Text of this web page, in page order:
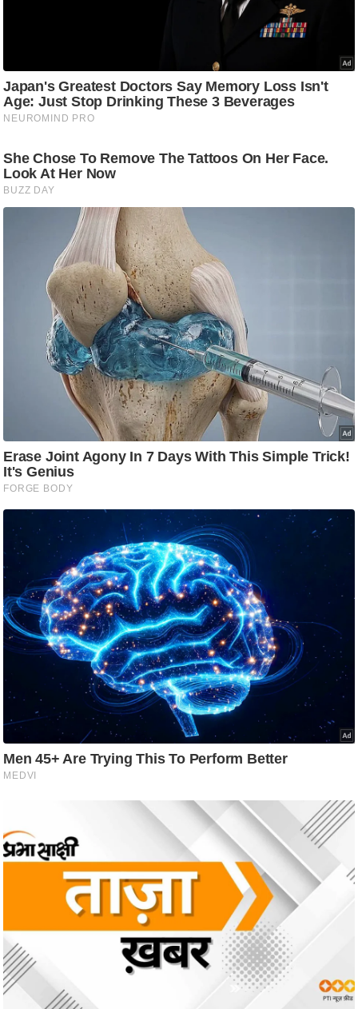
न
घ
रे
नु
स्खे
प
त्रा
रि
ले
श
न
शि
रा
ज
नी
ति
श्ले
ष
ण
स
म
यि
भू
मि
स्तं